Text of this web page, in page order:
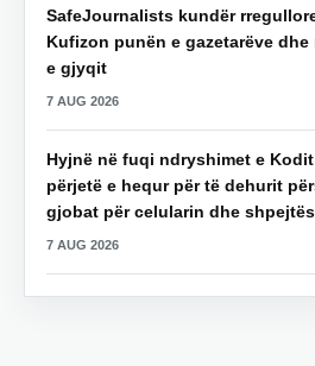
SafeJournalists kundër
Kufizon punën e gazetarëve
e gjyqit
7 AUG 2026
Hyjnë në fuqi ndryshimet e
përjetë e hequr për të dehurit
gjobat për celularin dhe
7 AUG 2026